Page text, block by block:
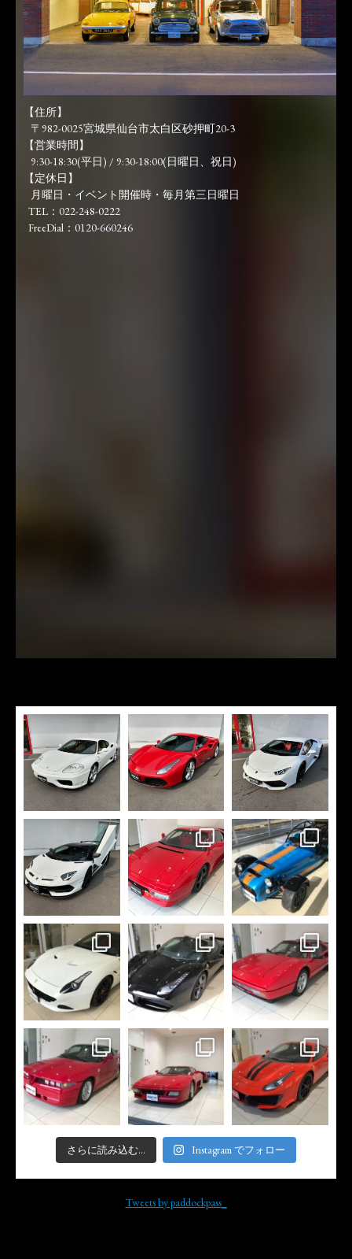
【住所】
〒982-0025宮城県仙台市太白区砂押町20-3
【営業時間】
9:30-18:30(平日) / 9:30-18:00(日曜日、祝日)
【定休日】
月曜日・イベント開催時・毎月第三日曜日
TEL：022-248-0222
FreeDial：0120-660246
さらに読み込む... Instagram でフォロー
Tweets by paddockpass_